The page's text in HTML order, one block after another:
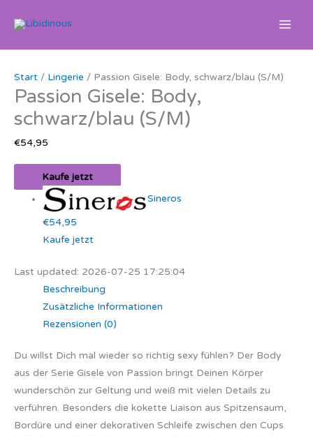
Inhalt
Start / Lingerie / Passion Gisele: Body, schwarz/blau (S/M)
Passion Gisele: Body,
schwarz/blau (S/M)
€54,95
Kaufe jetzt
Sineros
€54,95
Kaufe jetzt
Last updated: 2026-07-25 17:25:04
Beschreibung
Zusätzliche Informationen
Rezensionen (0)
Du willst Dich mal wieder so richtig sexy fühlen? Der Body
aus der Serie Gisele von Passion bringt Deinen Körper
wunderschön zur Geltung und weiß mit vielen Details zu
verführen. Besonders die kokette Liaison aus Spitzensaum,
Bordüre und einer dekorativen Schleife zwischen den Cups